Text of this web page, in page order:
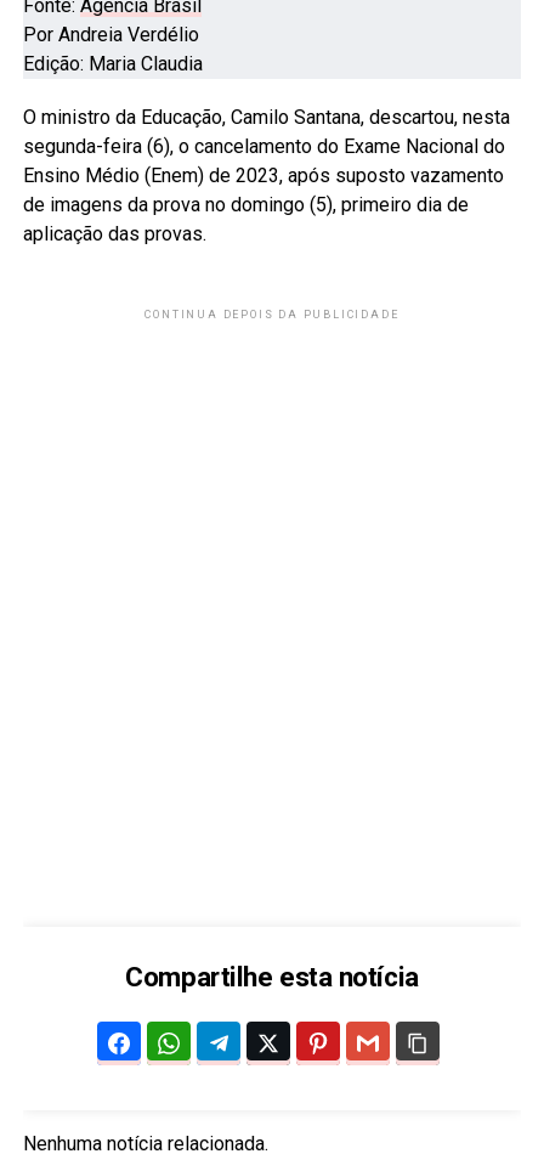
Fonte: Agência Brasil
Por Andreia Verdélio
Edição: Maria Claudia
O ministro da Educação, Camilo Santana, descartou, nesta
segunda-feira (6), o cancelamento do Exame Nacional do
Ensino Médio (Enem) de 2023, após suposto vazamento
de imagens da prova no domingo (5), primeiro dia de
aplicação das provas.
CONTINUA DEPOIS DA PUBLICIDADE
Compartilhe esta notícia
Nenhuma notícia relacionada.